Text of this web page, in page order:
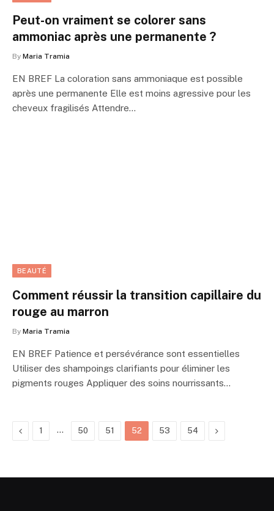
Peut-on vraiment se colorer sans
ammoniac après une permanente ?
By Maria Tramia
EN BREF La coloration sans ammoniaque est possible
après une permanente Elle est moins agressive pour les
cheveux fragilisés Attendre…
BEAUTÉ
Comment réussir la transition capillaire du
rouge au marron
By Maria Tramia
EN BREF Patience et persévérance sont essentielles
Utiliser des shampoings clarifiants pour éliminer les
pigments rouges Appliquer des soins nourrissants…
Previous
1 … 50 51 52 53 54 Next